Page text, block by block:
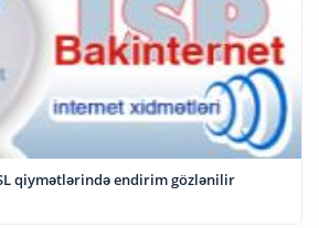
qiymətlərində endirim gözlənilir